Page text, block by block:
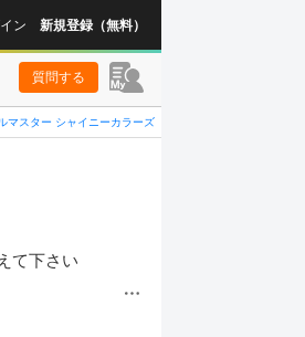
ン 新規登録（無料）
質問する
マスター シャイニーカラーズ
て下さい